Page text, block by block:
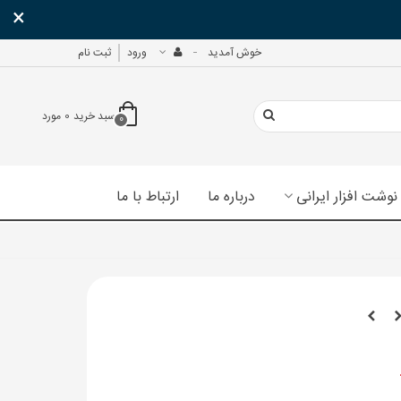
×
خوش آمدید ورود ثبت نام
0سبد خرید 0 مورد
نوشت افزار ایرانی درباره ما ارتباط با ما